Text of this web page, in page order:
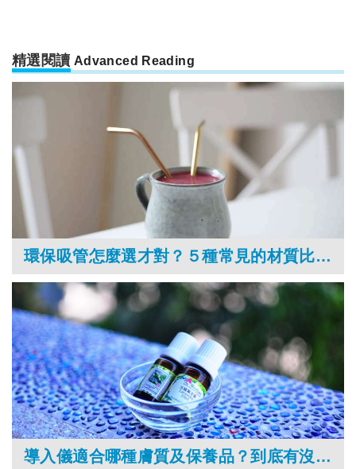
精選閱讀 Advanced Reading
環保吸管怎麼選才對？５種常見的材質比一比！
導入儀適合哪種膚質及保養品？到底有沒有必要買？